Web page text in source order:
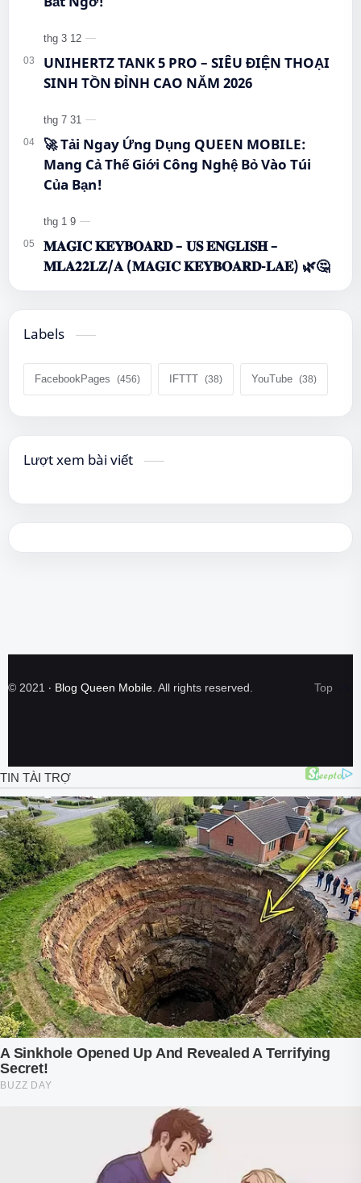
UNIHERTZ TANK 5 PRO – SIÊU ĐIỆN THOẠI
SINH TỒN ĐỈNH CAO NĂM 2026
🚀 Tải Ngay Ứng Dụng QUEEN MOBILE:
Mang Cả Thế Giới Công Nghệ Bỏ Vào Túi
Của Bạn!
𝐌𝐀𝐆𝐈𝐂 𝐊𝐄𝐘𝐁𝐎𝐀𝐑𝐃 – 𝐔𝐒 𝐄𝐍𝐆𝐋𝐈𝐒𝐇 –
𝐌𝐋𝐀𝟐𝟐𝐋𝐙/𝐀 (𝐌𝐀𝐆𝐈𝐂 𝐊𝐄𝐘𝐁𝐎𝐀𝐑𝐃-𝐋𝐀𝐄) 🌿🤔
Labels
FacebookPages IFTTT YouTube
Lượt xem bài viết
© 2021 ‧ Blog Queen Mobile. All rights reserved.